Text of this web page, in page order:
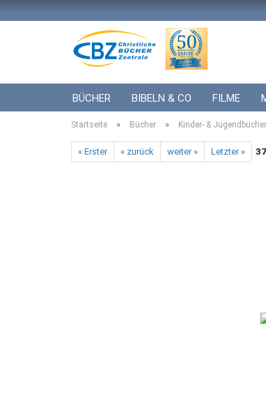
BÜCHER BIBELN & CO FILME
ICF BÜCHER VERSCHIEDENES
Startseite » Bücher » Kinder- & Jugendbücher
« Erster « zurück weiter » Letzter »